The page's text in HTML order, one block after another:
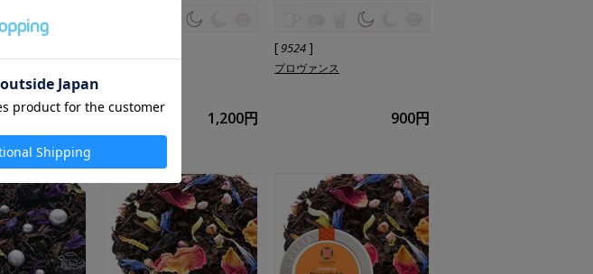
1,240円 1,200円
[9524 ]
プロヴァンス
900円